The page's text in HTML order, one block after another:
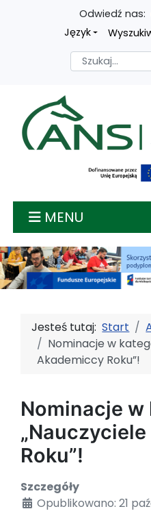
Przejdź
treści
głównej
Przejdź
menu
Przejdź
wyszukiwarki
Przejdź
mapy
strony
Odwiedź nas:
Język
Szukaj
MENU
Jesteś tutaj:Start
Nominacje w
Akademiccy Roku”!
Nominacje
Roku”!
Szczegóły
Opublikowano: 21